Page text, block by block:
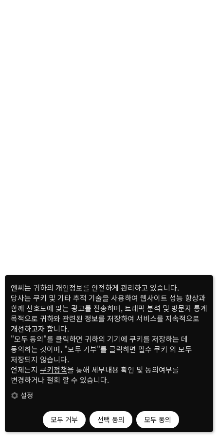
엔씨는 귀하의 개인정보를 안전하게 관리하고 있습니다.
당사는 쿠키 및 기타 추적 기술을 사용하여 웹사이트 성능 향상과
함께 선호도에 맞는 광고를 전송하며, 트래픽 분석 및 방문자 통계
목적으로 귀하와 관련된 정보를 저장하여 서비스를 지속적으로
개선하고자 합니다.
"모두 동의"를 클릭하면 귀하의 기기에 쿠키를 저장하는 데
동의하는 것이며, "모두 거부"를 클릭하면 필수 쿠키 외 모두
저장되지 않습니다.
언제든지 쿠키정책을 통해 세부내용 확인 및 동의여부를
변경하거나 철회 할 수 있습니다.
설정
모두 거부 선택 동의 모두 동의